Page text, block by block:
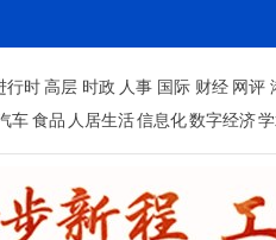
行时高层 时政 人事 国际 财经 网评
车食品 人居生活信息化数字经济